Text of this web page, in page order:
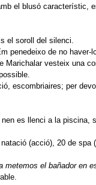
el blusó característic,
el soroll del silenci.
penedeixo de no haver-
Marichalar vesteix una
escombriaires; per
es llenci a la piscina,
(acció), 20 de spa
metemos el bañador en